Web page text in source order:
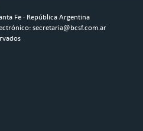
Fe · República Argentina
secretaria@bcsf.com.ar